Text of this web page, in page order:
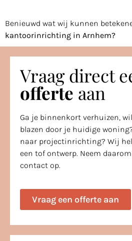
Benieuwd wat wij kunnen
kantoorinrichting in Arnhem?
Vraag direct
offerte aan
Ga je binnenkort verhuizen,
blazen door je huidige
naar projectinrichting? Wij
een tof ontwerp. Neem
contact op.
Vraag een offerte aan